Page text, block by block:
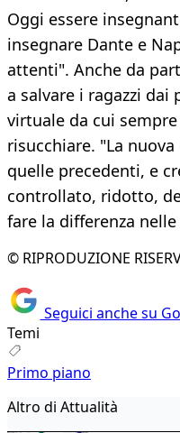
Oggi essere
insegnare Dante e
attenti". Anche da
a salvare i ragazzi
virtuale da cui
risucchiare. "La
quelle precedenti, e
controllato, ridotto,
fare la differenza
© RIPRODUZIONE
Seguici anche su
Temi
Primo piano
Altro di Attualità